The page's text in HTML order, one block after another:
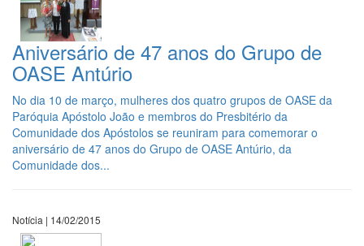
Aniversário de 47 anos do Grupo de
OASE Antúrio
No dia 10 de março, mulheres dos quatro grupos de OASE da
Paróquia Apóstolo João e membros do Presbitério da
Comunidade dos Apóstolos se reuniram para comemorar o
aniversário de 47 anos do Grupo de OASE Antúrio, da
Comunidade dos...
Notícia | 14/02/2015